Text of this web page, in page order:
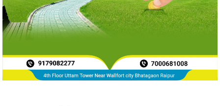
News Archive